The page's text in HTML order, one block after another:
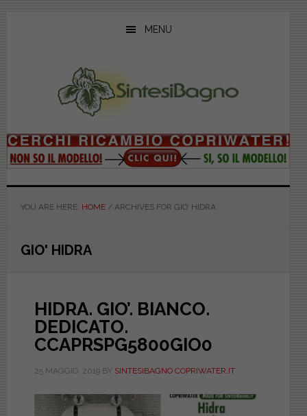
MENU
YOU ARE HERE: HOME /ARCHIVES FOR GIO’ HIDRA
GIO' HIDRA
HIDRA. GIO’. BIANCO.
DEDICATO.
CCAPRSPG5800GIO0
25 MAGGIO, 2019BY SINTESIBAGNO COPRIWATER.IT